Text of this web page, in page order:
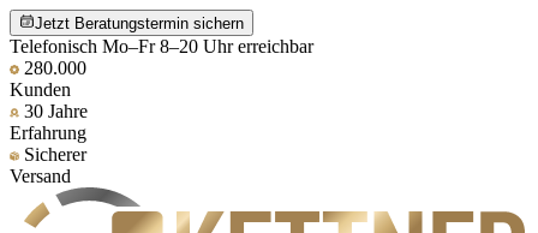
Jetzt Beratungstermin sichern
Telefonisch Mo–Fr 8–20 Uhr erreichbar
280.000
Kunden
30 Jahre
Erfahrung
Sicherer
Versand